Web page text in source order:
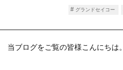
グランドセイコー
当ブログをご覧の皆様こんにちは。